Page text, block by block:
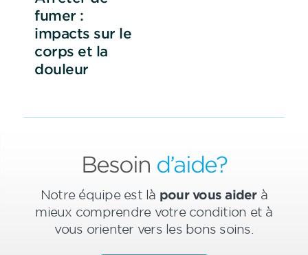
fumer :
impacts sur le
corps et la
douleur
Besoin d’aide?
Notre équipe est là pour vous aiderà
mieux comprendre votre condition et à
vous orienter vers les bons soins.